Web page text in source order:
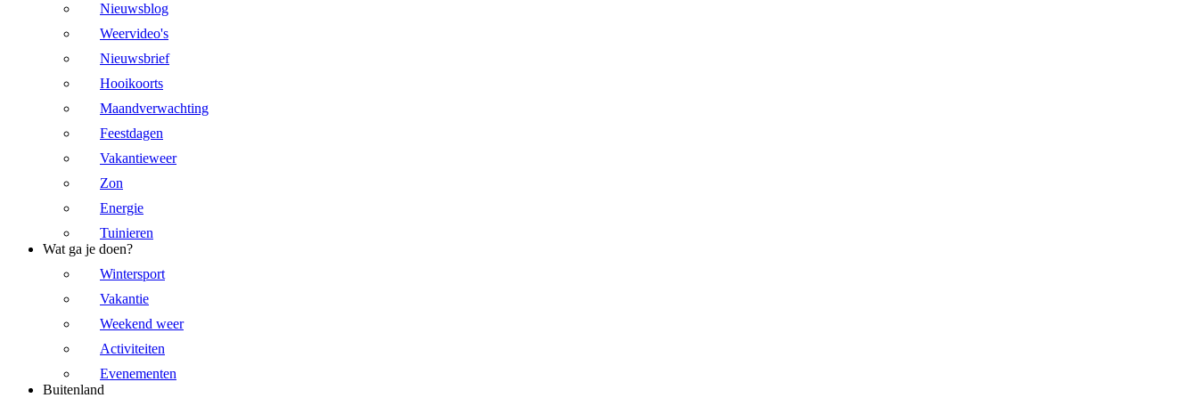
Nieuwsblog
Weervideo's
Nieuwsbrief
Hooikoorts
Maandverwachting
Feestdagen
Vakantieweer
Zon
Energie
Tuinieren
Wat ga je doen?
Wintersport
Vakantie
Weekend weer
Activiteiten
Evenementen
Buitenland